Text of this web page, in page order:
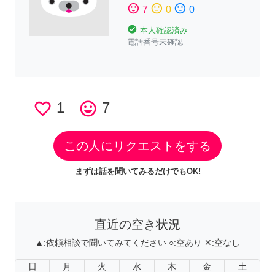
sentiment_satisfied 7 sentiment_neutral 0 sentiment_dissatisfied 0
check_circle 本人確認済み
電話番号未確認
favorite_border 1 tag_faces 7
この人にリクエストをする
まずは話を聞いてみるだけでもOK!
直近の空き状況
▲:依頼相談で聞いてみてください ○:空あり ✕:空なし
日 月 火 水 木 金 土